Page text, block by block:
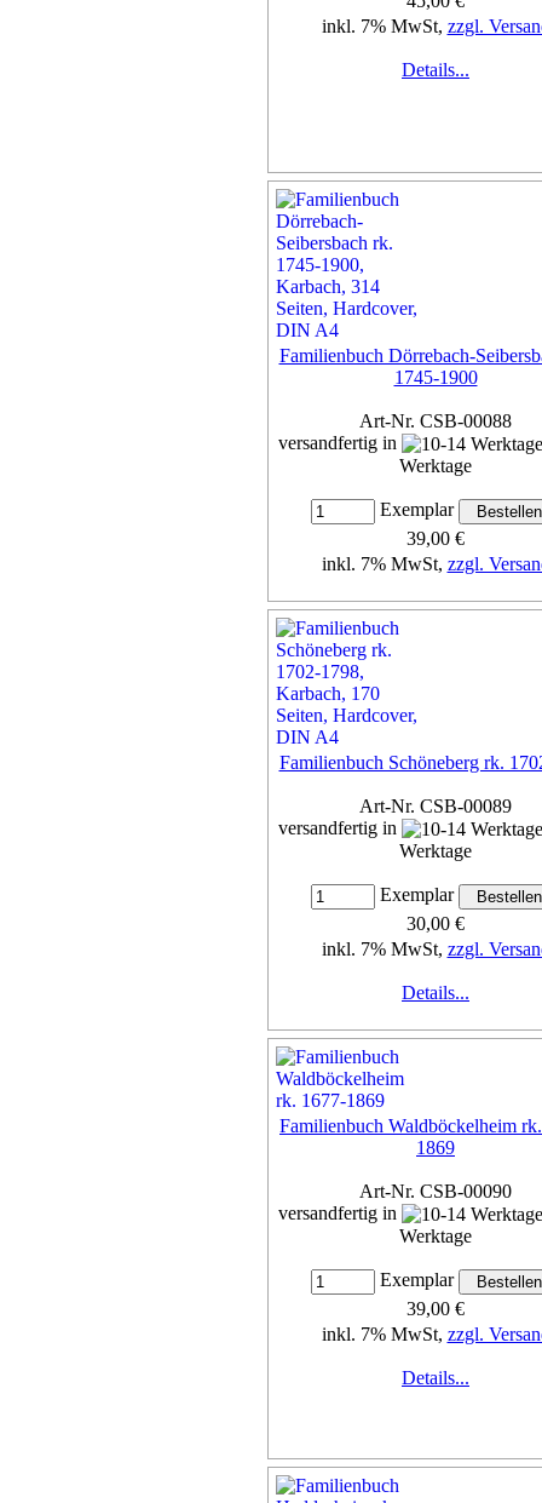
inkl. 7% MwSt, zzgl.
Details...
Familienbuch Dörrebach-
1745-1900
Art-Nr. CSB-00088
versandfertig in
Werktage
Exemplar
39,00 €
inkl. 7% MwSt, zzgl.
Details...
Familienbuch Schöneberg rk.
Art-Nr. CSB-00089
versandfertig in
Werktage
Exemplar
30,00 €
inkl. 7% MwSt, zzgl.
Details...
Familienbuch Waldböckelheim
1869
Art-Nr. CSB-00090
versandfertig in
Werktage
Exemplar
39,00 €
inkl. 7% MwSt, zzgl.
Details...